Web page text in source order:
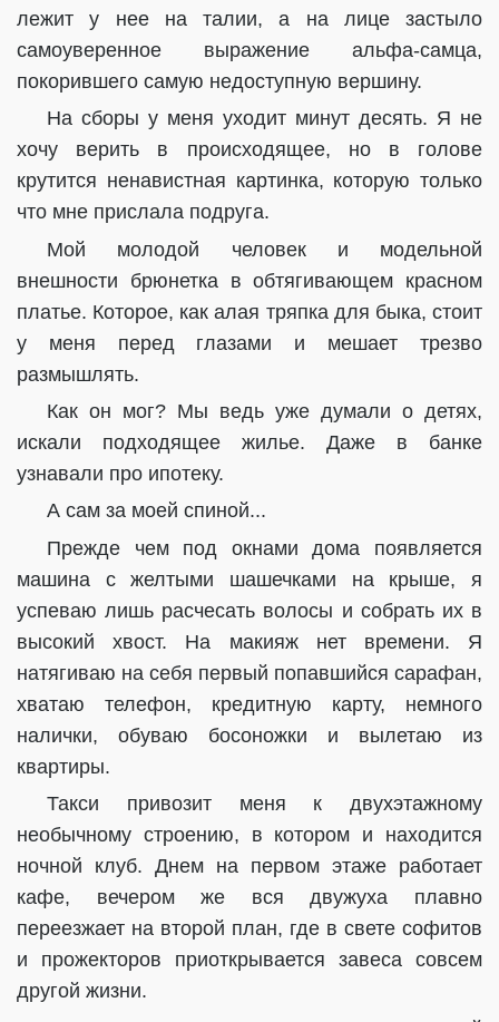
лежит у нее на талии, а на лице застыло
самоуверенное выражение альфа-самца,
покорившего самую недоступную вершину.
На сборы у меня уходит минут десять. Я не
хочу верить в происходящее, но в голове
крутится ненавистная картинка, которую только
что мне прислала подруга.
Мой молодой человек и модельной
внешности брюнетка в обтягивающем красном
платье. Которое, как алая тряпка для быка, стоит
у меня перед глазами и мешает трезво
размышлять.
Как он мог? Мы ведь уже думали о детях,
искали подходящее жилье. Даже в банке
узнавали про ипотеку.
А сам за моей спиной...
Прежде чем под окнами дома появляется
машина с желтыми шашечками на крыше, я
успеваю лишь расчесать волосы и собрать их в
высокий хвост. На макияж нет времени. Я
натягиваю на себя первый попавшийся сарафан,
хватаю телефон, кредитную карту, немного
налички, обуваю босоножки и вылетаю из
квартиры.
Такси привозит меня к двухэтажному
необычному строению, в котором и находится
ночной клуб. Днем на первом этаже работает
кафе, вечером же вся двужуха плавно
переезжает на второй план, где в свете софитов
и прожекторов приоткрывается завеса совсем
другой жизни.